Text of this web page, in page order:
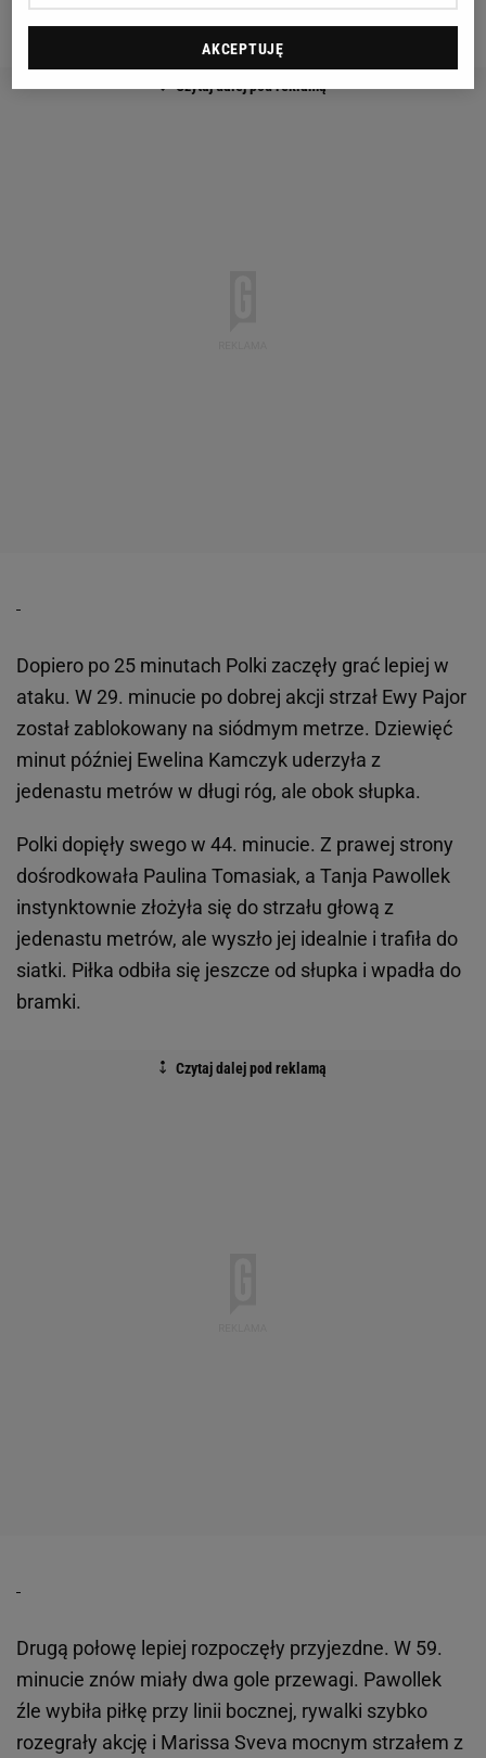
Dopiero po 25 minutach Polki zaczęły grać lepiej w
ataku. W 29. minucie po dobrej akcji strzał Ewy Pajor
został zablokowany na siódmym metrze. Dziewięć
minut później Ewelina Kamczyk uderzyła z
jedenastu metrów w długi róg, ale obok słupka.
Polki dopięły swego w 44. minucie. Z prawej strony
dośrodkowała Paulina Tomasiak, a Tanja Pawollek
instynktownie złożyła się do strzału głową z
jedenastu metrów, ale wyszło jej idealnie i trafiła do
siatki. Piłka odbiła się jeszcze od słupka i wpadła do
bramki.
Drugą połowę lepiej rozpoczęły przyjezdne. W 59.
minucie znów miały dwa gole przewagi. Pawollek
źle wybiła piłkę przy linii bocznej, rywalki szybko
rozegrały akcję i Marissa Sveva mocnym strzałem z
AKCEPTUJĘ